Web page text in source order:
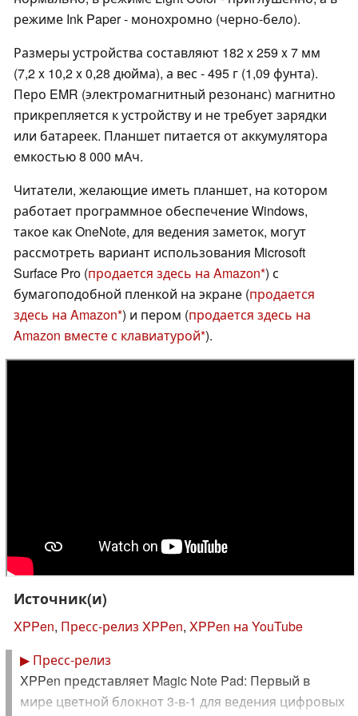
режиме Ink Paper - монохромно (черно-бело).
Размеры устройства составляют 182 x 259 x 7 мм
(7,2 x 10,2 x 0,28 дюйма), а вес - 495 г (1,09 фунта).
Перо EMR (электромагнитный резонанс) магнитно
прикрепляется к устройству и не требует зарядки
или батареек. Планшет питается от аккумулятора
емкостью 8 000 мАч.
Читатели, желающие иметь планшет, на котором
работает программное обеспечение Windows,
такое как OneNote, для ведения заметок, могут
рассмотреть вариант использования Microsoft
Surface Pro (продается здесь на Amazon ) с
бумагоподобной пленкой на экране (продается
здесь на Amazon ) и пером (продается здесь на
Amazon вместе с клавиатурой ).
Источник(и)
XPPen, Пресс-релиз XPPen, XPPen на YouTube
▶ Пресс-релиз
XPPen представляет Magic Note Pad: Первый в
мире цветной блокнот 3-в-1 для ведения цифровых